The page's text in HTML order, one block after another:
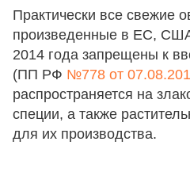
Практически все свежие
произведенные в ЕС,
2014 года запрещены к
(ПП РФ №778 от
распространяется на
специи, а также
для их производства.